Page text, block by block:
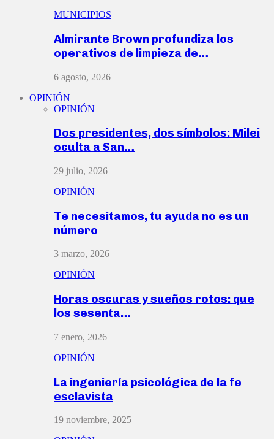
MUNICIPIOS
Almirante Brown profundiza los
operativos de limpieza de…
6 agosto, 2026
OPINIÓN
OPINIÓN
Dos presidentes, dos símbolos: Milei
oculta a San…
29 julio, 2026
OPINIÓN
Te necesitamos, tu ayuda no es un
número
3 marzo, 2026
OPINIÓN
Horas oscuras y sueños rotos: que
los sesenta…
7 enero, 2026
OPINIÓN
La ingeniería psicológica de la fe
esclavista
19 noviembre, 2025